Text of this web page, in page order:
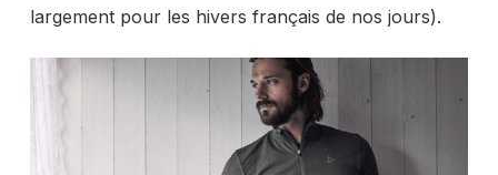
largement pour les hivers français de nos jours).